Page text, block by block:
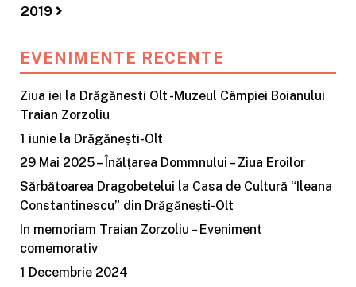
2019
EVENIMENTE RECENTE
Ziua iei la Drăgănesti Olt -Muzeul Câmpiei Boianului
Traian Zorzoliu
1 iunie la Drăgănești-Olt
29 Mai 2025 – Înălțarea Dommnului – Ziua Eroilor
Sărbătoarea Dragobetelui la Casa de Cultură “Ileana
Constantinescu” din Drăgănești-Olt
In memoriam Traian Zorzoliu – Eveniment
comemorativ
1 Decembrie 2024